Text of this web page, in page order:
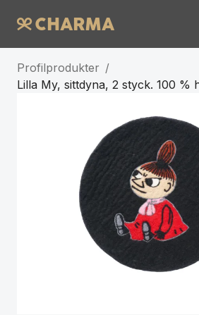
Profilprodukter /
Lilla My, sittdyna, 2 styck. 100 %